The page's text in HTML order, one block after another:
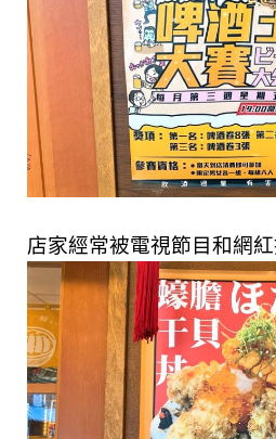
店家經常被電視節目和網